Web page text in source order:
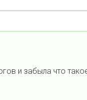
и забыла что